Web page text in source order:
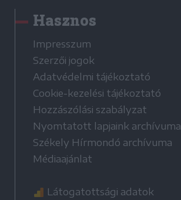
Hasznos
Impresszum
Szerzői jogok
Adatvédelmi tájékoztató
Cookie-kezelési tájékoztató
Hozzászólási szabályzat
Nyomtatott lapjaink archívuma
Székely Hírmondó archívuma
Médiaajánlat
Látogatottsági adatok